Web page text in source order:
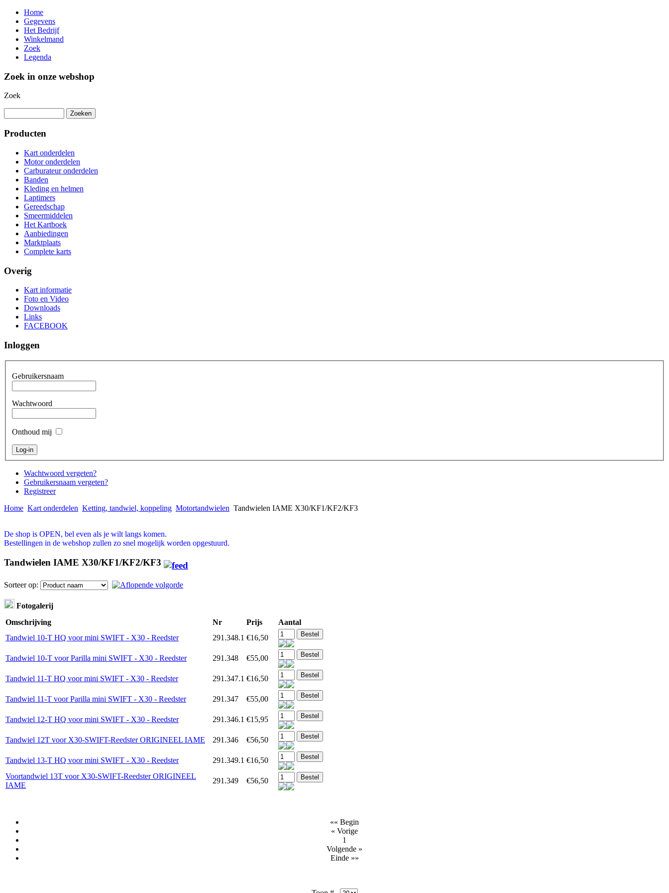
Home
Gegevens
Het Bedrijf
Winkelmand
Zoek
Legenda
Zoek in onze webshop
Zoek
Producten
Kart onderdelen
Motor onderdelen
Carburateur onderdelen
Banden
Kleding en helmen
Laptimers
Gereedschap
Smeermiddelen
Het Kartboek
Aanbiedingen
Marktplaats
Complete karts
Overig
Kart informatie
Foto en Video
Downloads
Links
FACEBOOK
Inloggen
Gebruikersnaam
Wachtwoord
Onthoud mij
Wachtwoord vergeten?
Gebruikersnaam vergeten?
Registreer
Home Kart onderdelen Ketting, tandwiel, koppeling Motortandwielen Tandwielen IAME X30/KF1/KF2/KF3
De shop is OPEN, bel even als je wilt langs komen.
Bestellingen in de webshop zullen zo snel mogelijk worden opgestuurd.
Tandwielen IAME X30/KF1/KF2/KF3
Sorteer op:
Fotogalerij
Omschrijving
Nr Prijs
Aantal
Tandwiel 10-T HQ voor mini SWIFT - X30 - Reedster
291.348.1 €16,50
Tandwiel 10-T voor Parilla mini SWIFT - X30 - Reedster 291.348 €55,00
Tandwiel 11-T HQ voor mini SWIFT - X30 - Reedster 291.347.1 €16,50
Tandwiel 11-T voor Parilla mini SWIFT - X30 - Reedster 291.347 €55,00
Tandwiel 12-T HQ voor mini SWIFT - X30 - Reedster 291.346.1 €15,95
Tandwiel 12T voor X30-SWIFT-Reedster ORIGINEEL IAME 291.346 €56,50
Tandwiel 13-T HQ voor mini SWIFT - X30 - Reedster 291.349.1 €16,50
Voortandwiel 13T voor X30-SWIFT-Reedster ORIGINEEL
IAME
291.349 €56,50
«« Begin
« Vorige
1
Volgende »
Einde »»